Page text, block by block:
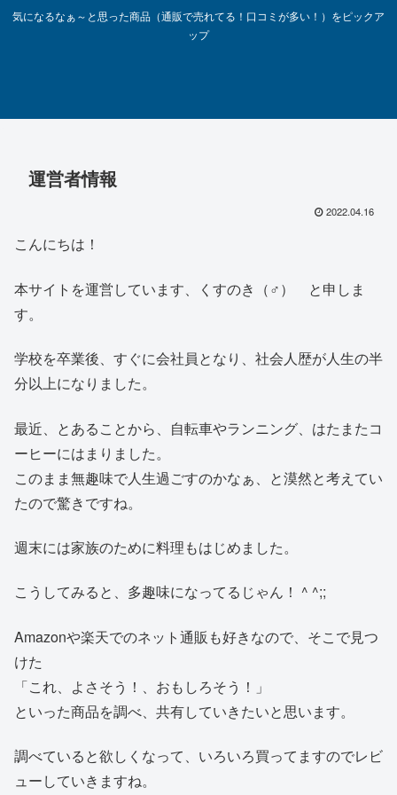
気になるなぁ～と思った商品（通販で売れてる！口コミが多い！）をピックア
ップ
運営者情報
2022.04.16
こんにちは！
本サイトを運営しています、くすのき（♂） と申しま
す。
学校を卒業後、すぐに会社員となり、社会人歴が人生の半
分以上になりました。
最近、とあることから、自転車やランニング、はたまたコ
ーヒーにはまりました。
このまま無趣味で人生過ごすのかなぁ、と漠然と考えてい
たので驚きですね。
週末には家族のために料理もはじめました。
こうしてみると、多趣味になってるじゃん！ ^ ^;;
Amazonや楽天でのネット通販も好きなので、そこで見つ
けた
「これ、よさそう！、おもしろそう！」
といった商品を調べ、共有していきたいと思います。
調べていると欲しくなって、いろいろ買ってますのでレビ
ューしていきますね。